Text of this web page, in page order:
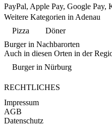
PayPal, Apple Pay, Google Pay,
Weitere Kategorien in Adenau
Pizza
Döner
Burger in Nachbarorten
Auch in diesen Orten in der
Burger in Nürburg
RECHTLICHES
Impressum
AGB
Datenschutz